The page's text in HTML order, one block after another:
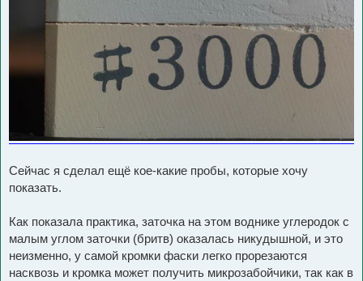
Сейчас я сделал ещё кое-какие пробы, которые хочу
показать.
Как показала практика, заточка на этом воднике углеродок с
малым углом заточки (бритв) оказалась никудышной, и это
неизменно, у самой кромки фаски легко прорезаются
насквозь и кромка может получить микрозабойчики, так как в